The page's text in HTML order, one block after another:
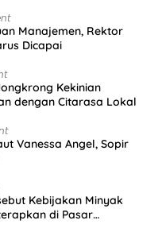
Manajemen, Rektor
Dicapai
Kekinian
dengan Citarasa Lokal
Vanessa Angel, Sopir
Kebijakan Minyak
di Pasar